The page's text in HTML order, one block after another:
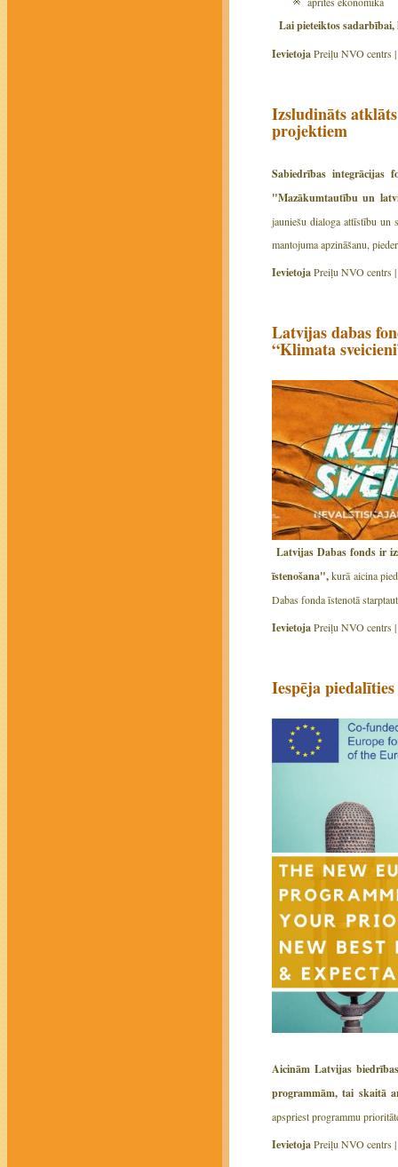
Lai pieteiktos
IevietojaPreiļu NVO centrs |
Izsludināts
projektiem
Sabiedrības integrācijas
"Mazākumtautību un
jauniešu dialoga attīstību un
mantojuma apzināšanu,
IevietojaPreiļu NVO centrs |
Latvijas dabas
“Klimata
Latvijas Dabas fonds ir
īstenošana",kurā aicina
Dabas fonda īstenotā
IevietojaPreiļu NVO centrs |
Iespēja
Aicinām Latvijas
programmām, tai skaitā
apspriest programmu
IevietojaPreiļu NVO centrs |